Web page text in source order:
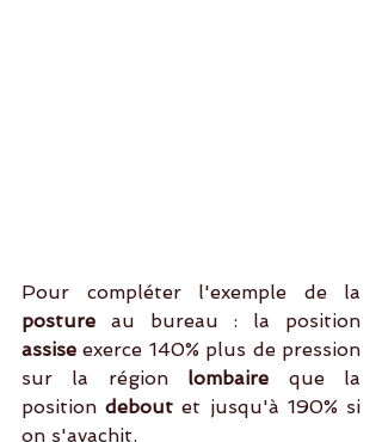
posture
assise exerce 140% plus de pression
sur la région lombaire que la
position debout et jusqu'à 190% si
on s'avachit.